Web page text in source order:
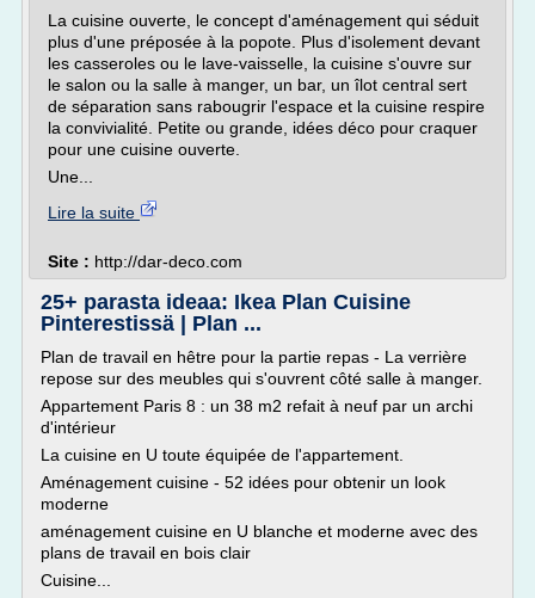
La cuisine ouverte, le concept d'aménagement qui séduit
plus d'une préposée à la popote. Plus d'isolement devant
les casseroles ou le lave-vaisselle, la cuisine s'ouvre sur
le salon ou la salle à manger, un bar, un îlot central sert
de séparation sans rabougrir l'espace et la cuisine respire
la convivialité. Petite ou grande, idées déco pour craquer
pour une cuisine ouverte.
Une...
Lire la suite
Site : http://dar-deco.com
25+ parasta ideaa: Ikea Plan Cuisine
Pinterestissä | Plan ...
Plan de travail en hêtre pour la partie repas - La verrière
repose sur des meubles qui s'ouvrent côté salle à manger.
Appartement Paris 8 : un 38 m2 refait à neuf par un archi
d'intérieur
La cuisine en U toute équipée de l'appartement.
Aménagement cuisine - 52 idées pour obtenir un look
moderne
aménagement cuisine en U blanche et moderne avec des
plans de travail en bois clair
Cuisine...